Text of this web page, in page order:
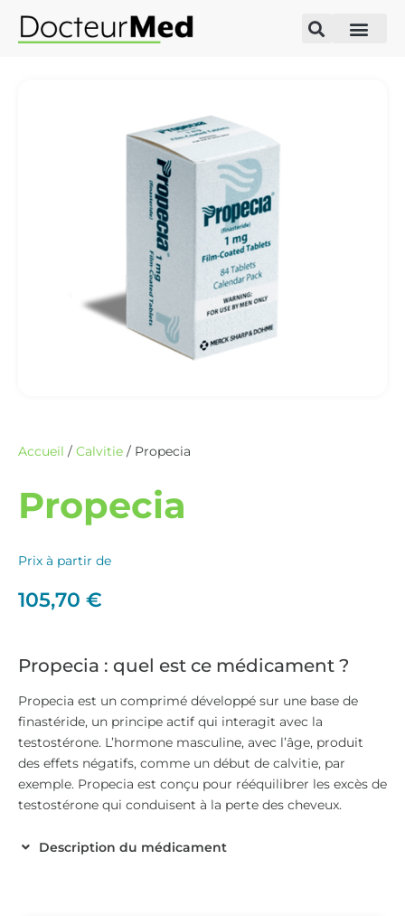
Accueil / Calvitie / Propecia
Propecia
Prix à partir de
105,70 €
Propecia : quel est ce médicament ?
Propecia est un comprimé développé sur une base de
finastéride, un principe actif qui interagit avec la
testostérone. L’hormone masculine, avec l’âge, produit
des effets négatifs, comme un début de calvitie, par
exemple. Propecia est conçu pour rééquilibrer les excès de
testostérone qui conduisent à la perte des cheveux.
Description du médicament